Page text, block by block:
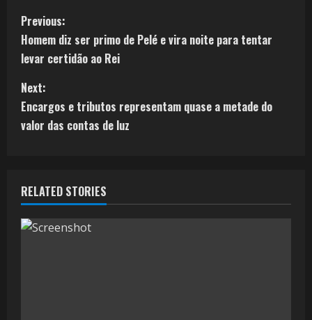
Previous:
Homem diz ser primo de Pelé e vira noite para tentar
levar certidão ao Rei
Next:
Encargos e tributos representam quase a metade do
valor das contas de luz
RELATED STORIES